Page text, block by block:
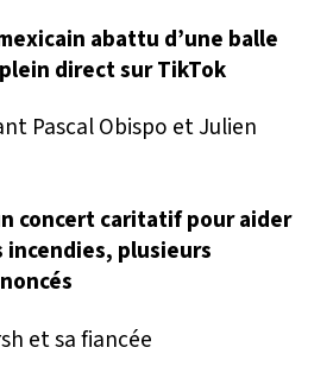
abattu d’une balle
direct sur TikTok
concert caritatif pour aider
incendies, plusieurs